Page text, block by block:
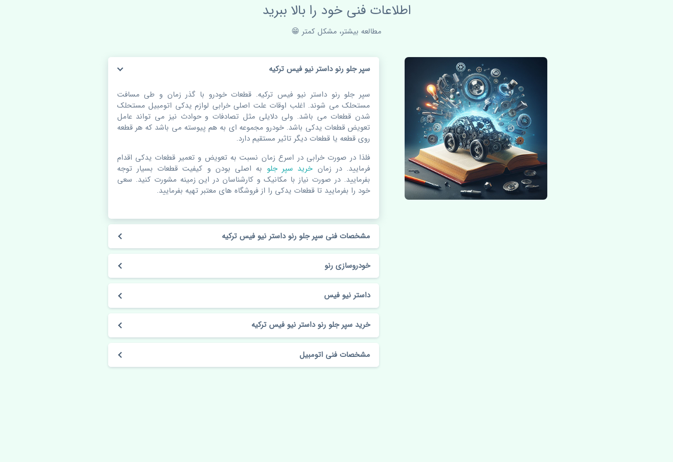
اطلاعات فنی خود را بالا ببرید
مطالعه بیشتر، مشکل کمتر 😁
سپر جلو رنو داستر نیو فیس ترکیه
سپر جلو رنو داستر نیو فیس ترکیه. قطعات خودرو با گذر زمان و طی مسافت
مستحلک می شوند. اغلب اوقات علت اصلی خرابی لوازم یدکی اتومبیل مستحلک
شدن قطعات می باشد. ولی دلایلی مثل تصادفات و حوادث نیز می تواند عامل
تعویض قطعات یدکی باشد. خودرو مجموعه ای به هم پیوسته می باشد که هر قطعه
روی قطعه یا قطعات دیگر تاثیر مستقیم دارد.
فلذا در صورت خرابی در اسرع زمان نسبت به تعویض و تعمیر قطعات یدکی اقدام
فرمایید. در زمان خرید سپر جلو به اصلی بودن و کیفیت قطعات بسیار توجه
بفرمایید. در صورت نیاز با مکانیک و کارشناسان در این زمینه مشورت کنید. سعی
خود را بفرمایید تا قطعات یدکی را از فروشگاه های معتبر تهیه بفرمایید.
مشخصات فنی سپر جلو رنو داستر نیو فیس ترکیه
خودروسازی رنو
داستر نیو فیس
خرید سپر جلو رنو داستر نیو فیس ترکیه
مشخصات فنی اتومبیل